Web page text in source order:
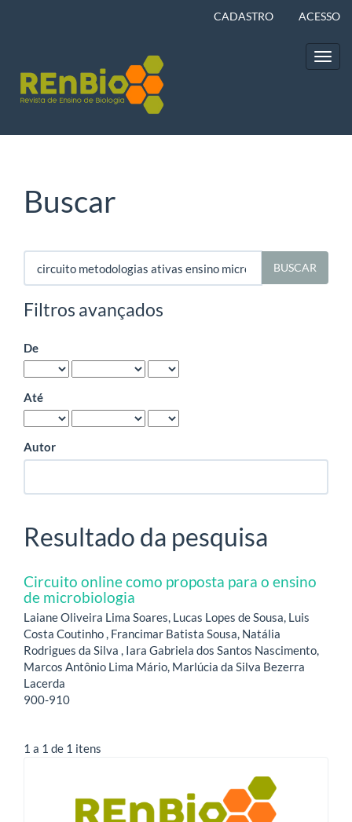
Barra
Lateral
CADASTRO ACESSO
Buscar
Pesquisar
termo
Filtros avançados
De
Até
Autor
Resultado da pesquisa
Circuito online como proposta para o ensino
de microbiologia
Laiane Oliveira Lima Soares, Lucas Lopes de Sousa, Luis
Costa Coutinho , Francimar Batista Sousa, Natália
Rodrigues da Silva , Iara Gabriela dos Santos Nascimento,
Marcos Antônio Lima Mário, Marlúcia da Silva Bezerra
Lacerda
900-910
1 a 1 de 1 itens